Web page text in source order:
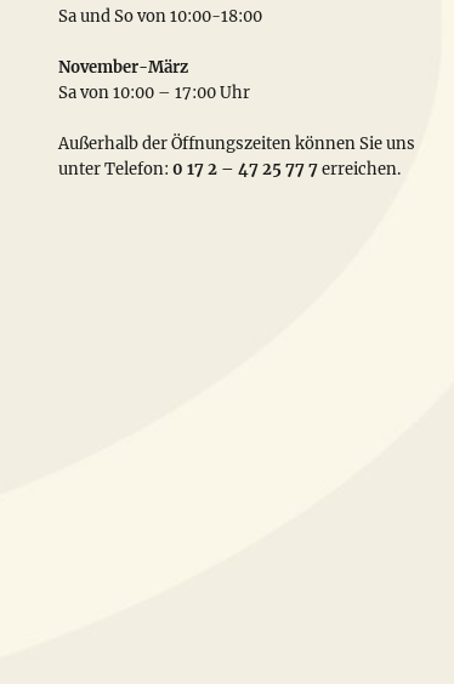
Sa und So von 10:00-18:00
November-März
Sa von 10:00 – 17:00 Uhr
Außerhalb der Öffnungszeiten können Sie uns
unter Telefon: 0 17 2 – 47 25 77 7erreichen.